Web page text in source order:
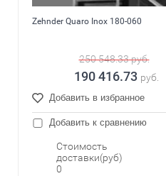
Zehnder Quaro Inox 180-060
250 548.33руб.
190 416.73 руб.
Добавить в избранное
Добавить к сравнению
Стоимость
доставки(руб)
0